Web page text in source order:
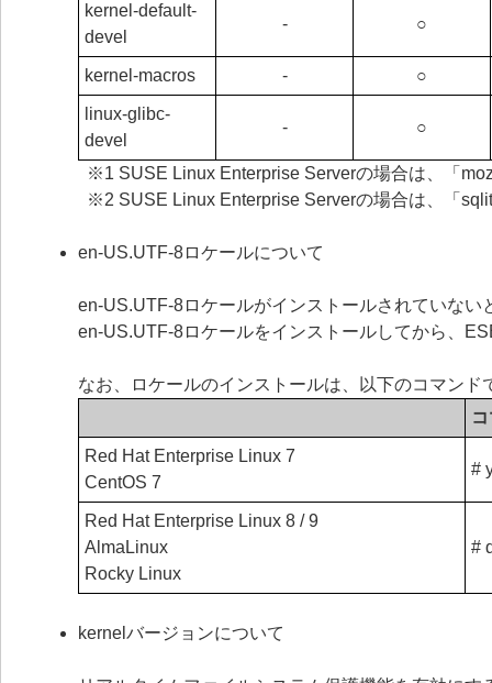
kernel-default-
devel
‐ ○
kernel-macros ‐ ○
linux-glibc-
devel
‐ ○
※1 SUSE Linux Enterprise Serverの場合は、「
※2 SUSE Linux Enterprise Serverの場合は、「
en-US.UTF-8ロケールについて
en-US.UTF-8ロケールがインストールされていな
en-US.UTF-8ロケールをインストールしてから、
なお、ロケールのインストールは、以下のコマンド
Red Hat Enterprise Linux 7
CentOS 7
#
Red Hat Enterprise Linux 8 / 9
AlmaLinux
Rocky Linux
#
kernelバージョンについて